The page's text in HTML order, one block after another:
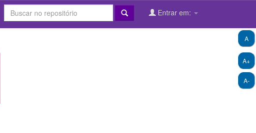
Entrar em:
A+
A-
A